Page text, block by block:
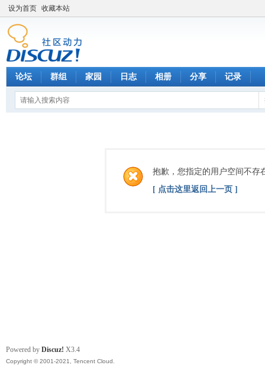
设为首页 收藏本站
论坛 群组 家园 日志 相册 分享 记录
抱歉，您指定的用户空间不存
[ 点击这里返回上一页 ]
Powered by Discuz! X3.4
Copyright © 2001-2021, Tencent Cloud.